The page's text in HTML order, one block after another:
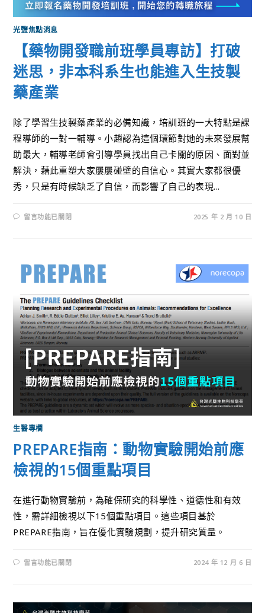
光鹽焦點消息
【藥物開發職前班學員專訪】打破
迷思，非本科系生也能進入生技製
藥產業
除了學習生技製藥產業的必備知識，培訓班的一大特點是課
程導師的一對一輔導。小趙認為這個環節對她的未來發展幫
助最大，輔導老師會引導學員找出自己卡關的原因、面對並
解決，藉此重塑大家屢屢碰壁的自信心。其實大家都很優
秀，只是有時候缺乏了自信，而影響了自己的表現...
留言功能已關閉 2025 年 2 月 10 日
生醫專欄
PREPARE指南：動物實驗開始前應
檢視的15個重點項目
在進行動物實驗前，為確保研究的科學性、道德性和有效
性，需詳細檢視以下15個重點項目。這些項目基於
PREPARE指南，旨在優化實驗規劃，提升研究質量。
留言功能已關閉 2024 年 12 月 6 日